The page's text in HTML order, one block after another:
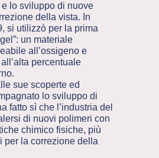
lo sviluppo di nuove
della vista. In
si utilizzò per la prima
un materiale
all’ossigeno e
percentuale
sue scoperte ed
lo sviluppo di
fatto sì che l’industria del
di nuovi polimeri con
chimico fisiche, più
per la correzione della